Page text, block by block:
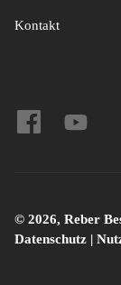
Kontakt
© 2026, Reber
Datenschutz |